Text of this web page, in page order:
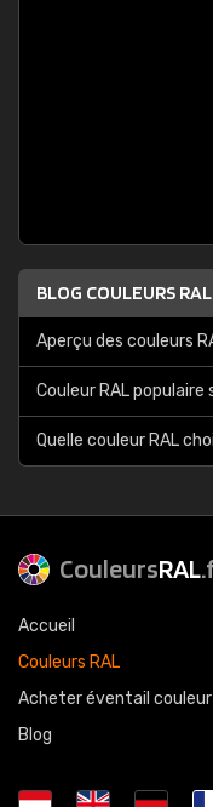
BLOG COULEURS RAL
Aperçu des couleurs
Couleur RAL
Quelle couleur RAL
CouleursRAL
Accueil
Couleurs RAL
Acheter éventail couleur
Blog